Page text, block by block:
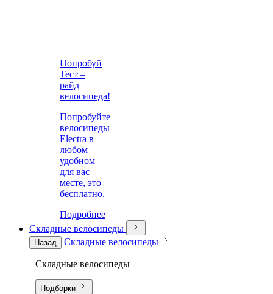
Попробуй
Тест –
райд
велосипеда!
Попробуйте
велосипеды
Electra в
любом
удобном
для вас
месте, это
бесплатно.
Подробнее
Складные велосипеды
Назад Складные велосипеды
Складные велосипеды
Подборки